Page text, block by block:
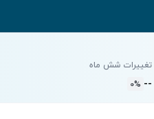
تغییرات شش ماه
-
-
0%